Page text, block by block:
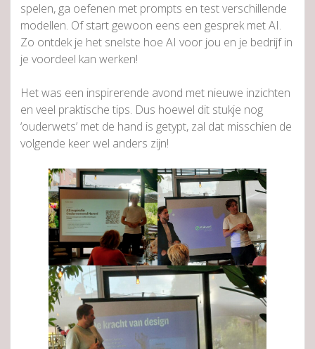
spelen, ga oefenen met prompts en test verschillende
modellen. Of start gewoon eens een gesprek met AI.
Zo ontdek je het snelste hoe AI voor jou en je bedrijf in
je voordeel kan werken!
Het was een inspirerende avond met nieuwe inzichten
en veel praktische tips. Dus hoewel dit stukje nog
‘ouderwets’ met de hand is getypt, zal dat misschien de
volgende keer wel anders zijn!